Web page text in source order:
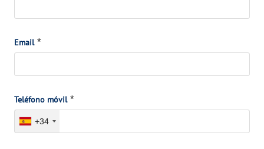
VER TODAS LAS GESTIONES
o
t
i
d
e
c
a
l
e
s
*Email *
*Teléfono móvil *
+34